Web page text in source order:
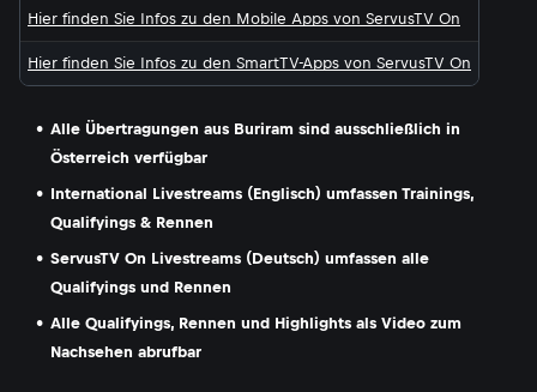
Hier finden Sie Infos zu den Mobile Apps von ServusTV On
Hier finden Sie Infos zu den SmartTV-Apps von ServusTV On
Alle Übertragungen aus Buriram sind ausschließlich in
Österreich verfügbar
International Livestreams (Englisch) umfassen Trainings,
Qualifyings & Rennen
ServusTV On Livestreams (Deutsch) umfassen alle
Qualifyings und Rennen
Alle Qualifyings, Rennen und Highlights als Video zum
Nachsehen abrufbar